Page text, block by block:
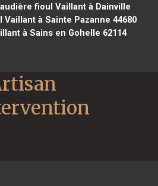
fioul Vaillant à Dainville
à Sainte Pazanne 44680
à Sains en Gohelle 62114